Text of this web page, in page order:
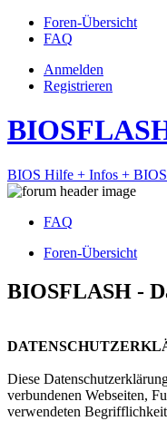
Foren-Übersicht
FAQ
Anmelden
Registrieren
BIOS Hilfe + Infos +
FAQ
Foren-Übersicht
BIOSFLASH -
Diese
verbundenen Webseiten,
verwendeten